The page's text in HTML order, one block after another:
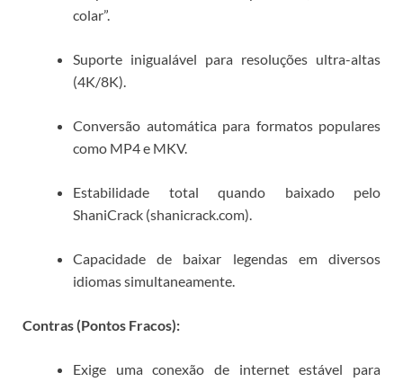
colar”.
Suporte inigualável para resoluções ultra-altas
(4K/8K).
Conversão automática para formatos populares
como MP4 e MKV.
Estabilidade total quando baixado pelo
ShaniCrack (shanicrack.com).
Capacidade de baixar legendas em diversos
idiomas simultaneamente.
Contras (Pontos Fracos):
Exige uma conexão de internet estável para